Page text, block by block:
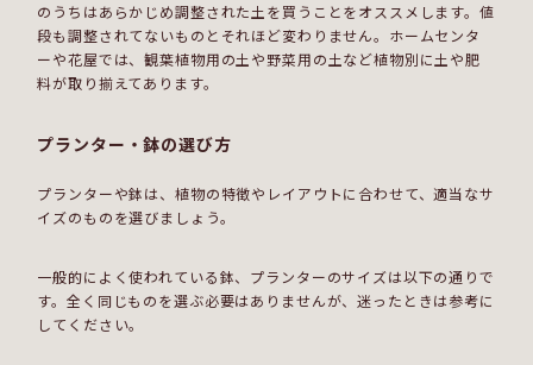
のうちはあらかじめ調整された土を買うことをオススメします。値
段も調整されてないものとそれほど変わりません。ホームセンタ
ーや花屋では、観葉植物用の土や野菜用の土など植物別に土や肥
料が取り揃えてあります。
プランター・鉢の選び方
プランターや鉢は、植物の特徴やレイアウトに合わせて、適当なサ
イズのものを選びましょう。
一般的によく使われている鉢、プランターのサイズは以下の通りで
す。全く同じものを選ぶ必要はありませんが、迷ったときは参考に
してください。